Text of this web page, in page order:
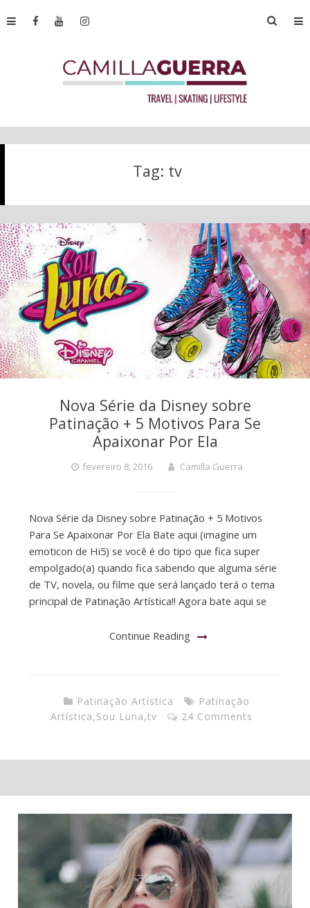
Tag: tv
Nova Série da Disney sobre
Patinação + 5 Motivos Para Se
Apaixonar Por Ela
fevereiro 8, 2016 Camilla Guerra
Nova Série da Disney sobre Patinação + 5 Motivos
Para Se Apaixonar Por Ela Bate aqui (imagine um
emoticon de Hi5) se você é do tipo que fica super
empolgado(a) quando fica sabendo que alguma série
de TV, novela, ou filme que será lançado terá o tema
principal de Patinação Artística!! Agora bate aqui se
Continue Reading
Patinação Artística
Patinação
Artística,Sou Luna,tv 24 Comments